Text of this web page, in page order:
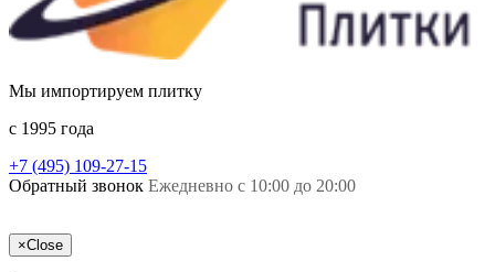
Мы импортируем плитку
c 1995 года
+7 (495) 109-27-15
Обратный звонок Ежедневно с 10:00 до 20:00
×Close